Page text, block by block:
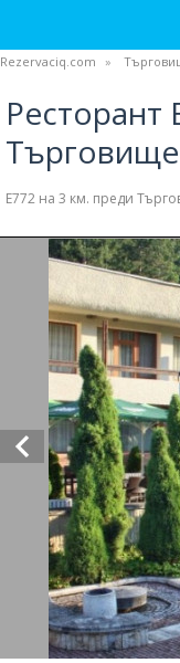
Rezervaciq.com
Ресторант
Търговище
Е772 на 3 км. преди